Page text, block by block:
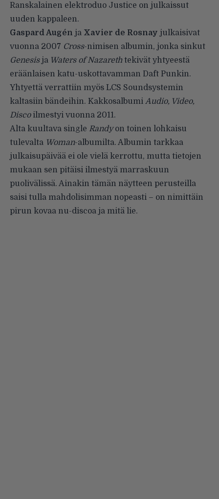
Ranskalainen elektroduo Justice on julkaissut
uuden kappaleen.
Gaspard Augén ja Xavier de Rosnay julkaisivat
vuonna 2007 Cross-nimisen albumin, jonka sinkut
Genesisja Waters of Nazareth tekivät yhtyeestä
eräänlaisen katu-uskottavamman Daft Punkin.
Yhtyettä verrattiin myös LCS Soundsystemin
kaltasiin bändeihin. Kakkosalbumi Audio, Video,
Discoilmestyi vuonna 2011.
Alta kuultava single Randyon toinen lohkaisu
tulevalta Woman-albumilta. Albumin tarkkaa
julkaisupäivää ei ole vielä kerrottu, mutta tietojen
mukaan sen pitäisi ilmestyä marraskuun
puolivälissä. Ainakin tämän näytteen perusteilla
saisi tulla mahdolisimman nopeasti – on nimittäin
pirun kovaa nu-discoa ja mitä lie.